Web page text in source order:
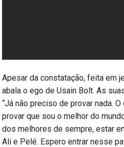
Apesar da constatação, feita em
abala o ego de Usain Bolt. As
“Já não preciso de provar nada.
provar que sou o melhor do
dos melhores de sempre, estar
Ali e Pelé. Espero entrar nesse